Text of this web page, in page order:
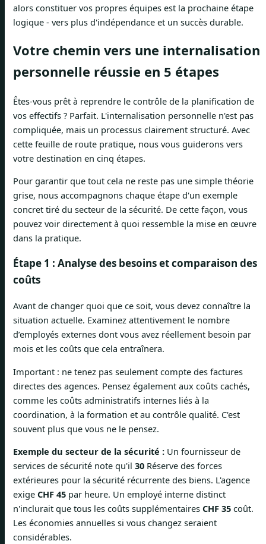
alors constituer vos propres équipes est la prochaine étape
logique - vers plus d'indépendance et un succès durable.
Votre chemin vers une internalisation
personnelle réussie en 5 étapes
Êtes-vous prêt à reprendre le contrôle de la planification de
vos effectifs ? Parfait. L'internalisation personnelle n'est pas
compliquée, mais un processus clairement structuré. Avec
cette feuille de route pratique, nous vous guiderons vers
votre destination en cinq étapes.
Pour garantir que tout cela ne reste pas une simple théorie
grise, nous accompagnons chaque étape d'un exemple
concret tiré du secteur de la sécurité. De cette façon, vous
pouvez voir directement à quoi ressemble la mise en œuvre
dans la pratique.
Étape 1 : Analyse des besoins et comparaison des
coûts
Avant de changer quoi que ce soit, vous devez connaître la
situation actuelle. Examinez attentivement le nombre
d’employés externes dont vous avez réellement besoin par
mois et les coûts que cela entraînera.
Important : ne tenez pas seulement compte des factures
directes des agences. Pensez également aux coûts cachés,
comme les coûts administratifs internes liés à la
coordination, à la formation et au contrôle qualité. C'est
souvent plus que vous ne le pensez.
Exemple du secteur de la sécurité : Un fournisseur de
services de sécurité note qu'il 30 Réserve des forces
extérieures pour la sécurité récurrente des biens. L'agence
exige CHF 45 par heure. Un employé interne distinct
n'inclurait que tous les coûts supplémentaires CHF 35 coût.
Les économies annuelles si vous changez seraient
considérables.